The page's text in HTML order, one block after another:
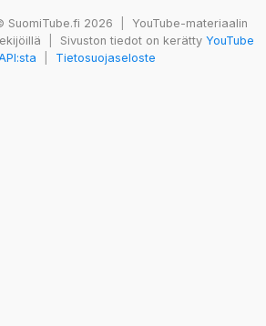
SuomiTube.fi 2026
YouTube-materiaalin
Sivuston tiedot on kerätty YouTube
Tietosuojaseloste